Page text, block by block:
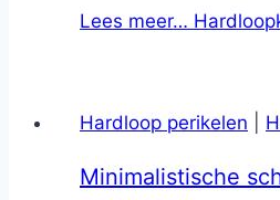
Lees meer…
Hardloop perikelen
Minimalistische